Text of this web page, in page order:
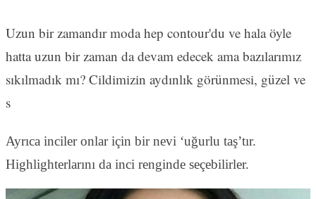
Uzun bir zamandır moda hep contour'du ve hala öyle
hatta uzun bir zaman da devam edecek ama bazılarımız
sıkılmadık mı? Cildimizin aydınlık görünmesi, güzel ve
s
Ayrıca inciler onlar için bir nevi ‘uğurlu taş’tır.
Highlighterlarını da inci renginde seçebilirler.